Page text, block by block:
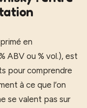
en
ABV ou % vol.), est
pour comprendre
à ce que l’on
se valent pas sur